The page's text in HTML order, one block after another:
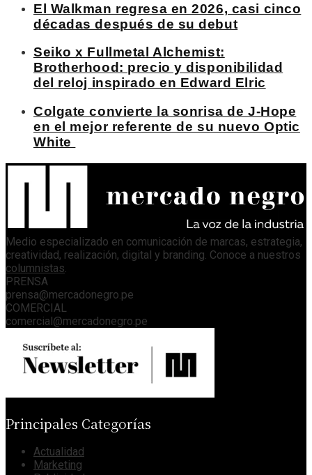
El Walkman regresa en 2026, casi cinco
décadas después de su debut
Seiko x Fullmetal Alchemist:
Brotherhood: precio y disponibilidad
del reloj inspirado en Edward Elric
Colgate convierte la sonrisa de J-Hope
en el mejor referente de su nuevo Optic
White
Medio especializado en comunicación de marcas, estrategia,
creatividad, realización, digital y branding. Conoce a nuestros
columnistas.
PRENSA
prensa@mercadonegro.pe
COMERCIAL
comercial@mercadonegro.pe
Principales Categorías
Actualidad
Marketing